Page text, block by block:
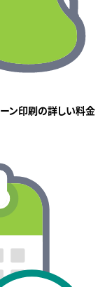
ン印刷の詳しい料金